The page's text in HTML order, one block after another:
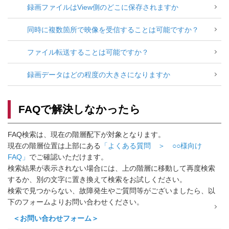
録画ファイルはView側のどこに保存されますか
同時に複数箇所で映像を受信することは可能ですか？
ファイル転送することは可能ですか？
録画データはどの程度の大きさになりますか
FAQで解決しなかったら
FAQ検索は、現在の階層配下が対象となります。
現在の階層位置は上部にある
「よくある質問 ＞ ○○様向け
FAQ」 でご確認いただけます。
検索結果が表示されない場合には、上の階層に移動して再度検索
するか、別の文字に置き換えて検索をお試しください。
検索で見つからない、故障発生やご質問等がございましたら、以
下のフォームよりお問い合わせください。
＜お問い合わせフォーム＞